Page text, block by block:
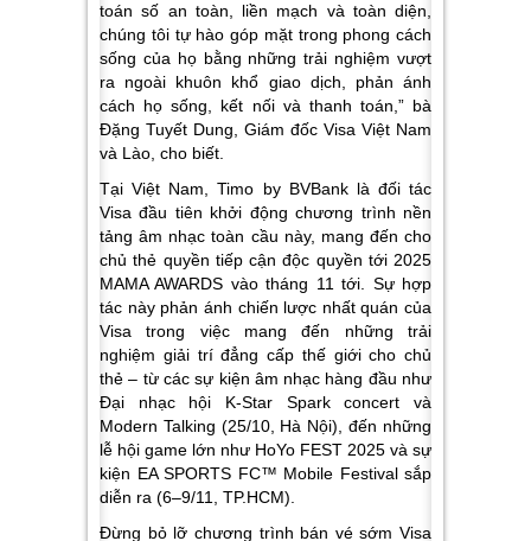
toán số an toàn, liền mạch và toàn diện,
chúng tôi tự hào góp mặt trong phong cách
sống của họ bằng những trải nghiệm vượt
ra ngoài khuôn khổ giao dịch, phản ánh
cách họ sống, kết nối và thanh toán,” bà
Đặng Tuyết Dung, Giám đốc Visa Việt Nam
và Lào, cho biết.
Tại Việt Nam, Timo by BVBank là đối tác
Visa đầu tiên khởi động chương trình nền
tảng âm nhạc toàn cầu này, mang đến cho
chủ thẻ quyền tiếp cận độc quyền tới 2025
MAMA AWARDS vào tháng 11 tới. Sự hợp
tác này phản ánh chiến lược nhất quán của
Visa trong việc mang đến những trải
nghiệm giải trí đẳng cấp thế giới cho chủ
thẻ – từ các sự kiện âm nhạc hàng đầu như
Đại nhạc hội K-Star Spark concert và
Modern Talking (25/10, Hà Nội), đến những
lễ hội game lớn như HoYo FEST 2025 và sự
kiện EA SPORTS FC™ Mobile Festival sắp
diễn ra (6–9/11, TP.HCM).
Đừng bỏ lỡ chương trình bán vé sớm Visa